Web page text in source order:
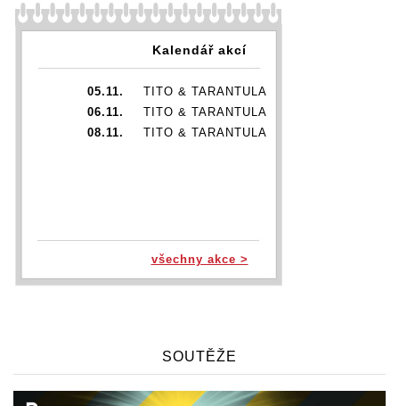
Kalendář akcí
05.11.
TITO & TARANTULA
06.11.
TITO & TARANTULA
08.11.
TITO & TARANTULA
všechny akce >
SOUTĚŽE